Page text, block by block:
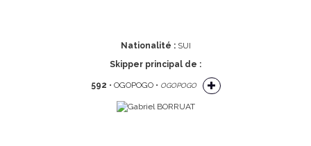
Nationalité :SUI
Skipper principal de :
592 • OGOPOGO • OGOPOGO